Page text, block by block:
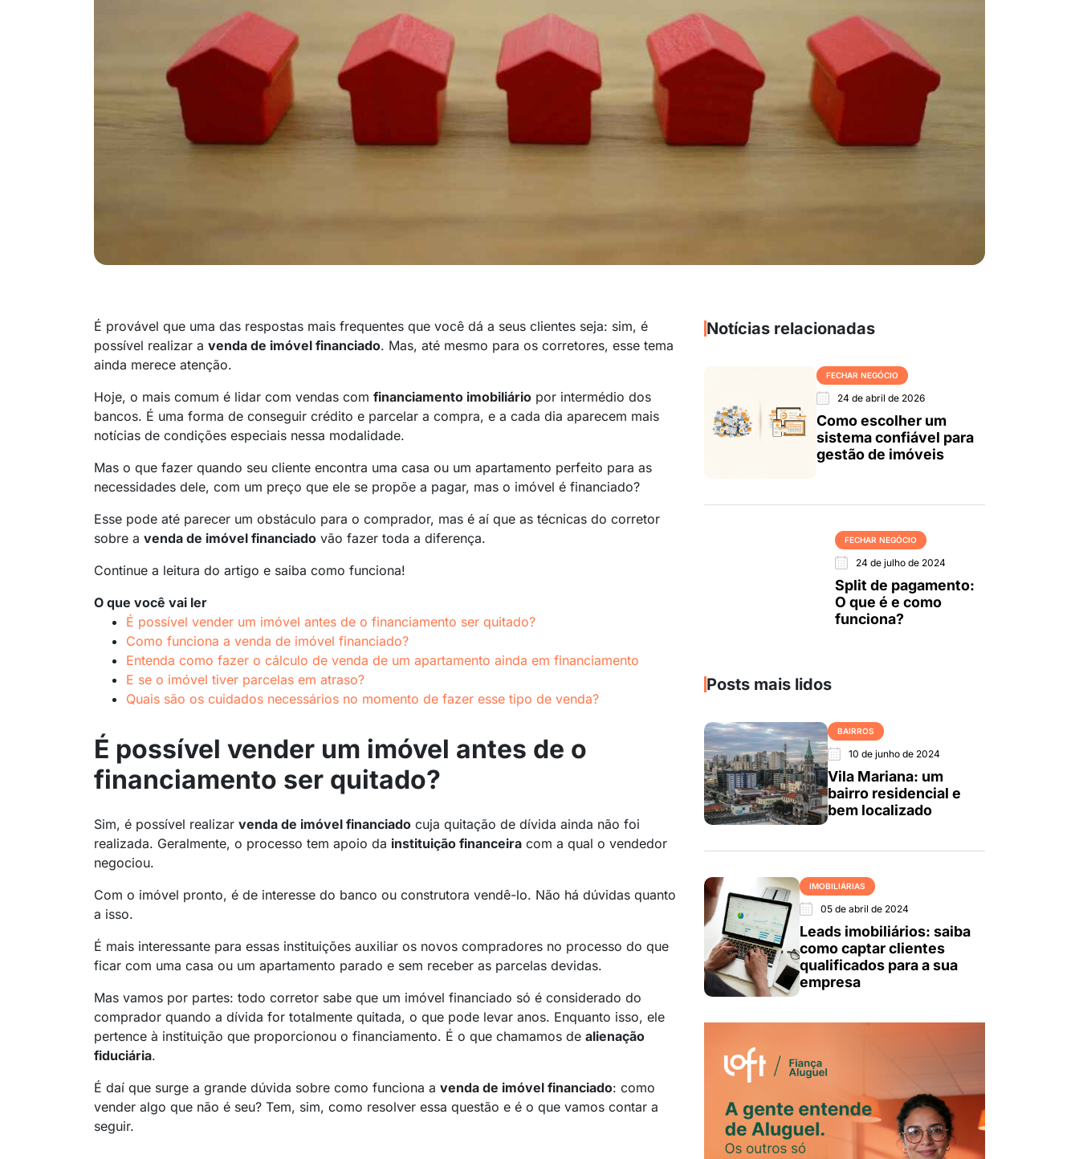
É provável que uma das respostas mais frequentes que você dá a seus clientes seja: sim, é
possível realizar a venda de imóvel financiado. Mas, até mesmo para os corretores, esse tema
ainda merece atenção.
Hoje, o mais comum é lidar com vendas com financiamento imobiliário por intermédio dos
bancos. É uma forma de conseguir crédito e parcelar a compra, e a cada dia aparecem mais
notícias de condições especiais nessa modalidade.
Mas o que fazer quando seu cliente encontra uma casa ou um apartamento perfeito para as
necessidades dele, com um preço que ele se propõe a pagar, mas o imóvel é financiado?
Esse pode até parecer um obstáculo para o comprador, mas é aí que as técnicas do corretor
sobre a venda de imóvel financiado vão fazer toda a diferença.
Continue a leitura do artigo e saiba como funciona!
O que você vai ler
É possível vender um imóvel antes de o financiamento ser quitado?
Como funciona a venda de imóvel financiado?
Entenda como fazer o cálculo de venda de um apartamento ainda em financiamento
E se o imóvel tiver parcelas em atraso?
Quais são os cuidados necessários no momento de fazer esse tipo de venda?
É possível vender um imóvel antes de o
financiamento ser quitado?
Sim, é possível realizar venda de imóvel financiado cuja quitação de dívida ainda não foi
realizada. Geralmente, o processo tem apoio da instituição financeira com a qual o vendedor
negociou.
Com o imóvel pronto, é de interesse do banco ou construtora vendê-lo. Não há dúvidas quanto
a isso.
É mais interessante para essas instituições auxiliar os novos compradores no processo do que
ficar com uma casa ou um apartamento parado e sem receber as parcelas devidas.
Mas vamos por partes: todo corretor sabe que um imóvel financiado só é considerado do
comprador quando a dívida for totalmente quitada, o que pode levar anos. Enquanto isso, ele
pertence à instituição que proporcionou o financiamento. É o que chamamos de alienação
fiduciária.
É daí que surge a grande dúvida sobre como funciona a venda de imóvel financiado: como
vender algo que não é seu? Tem, sim, como resolver essa questão e é o que vamos contar a
seguir.
Notícias relacionadas
FECHAR NEGÓCIO
24 de abril de 2026
Como escolher um
sistema confiável para
gestão de imóveis
FECHAR NEGÓCIO
24 de julho de 2024
Split de pagamento:
O que é e como
funciona?
Posts mais lidos
BAIRROS
10 de junho de 2024
Vila Mariana: um
bairro residencial e
bem localizado
IMOBILIÁRIAS
05 de abril de 2024
Leads imobiliários: saiba
como captar clientes
qualificados para a sua
empresa